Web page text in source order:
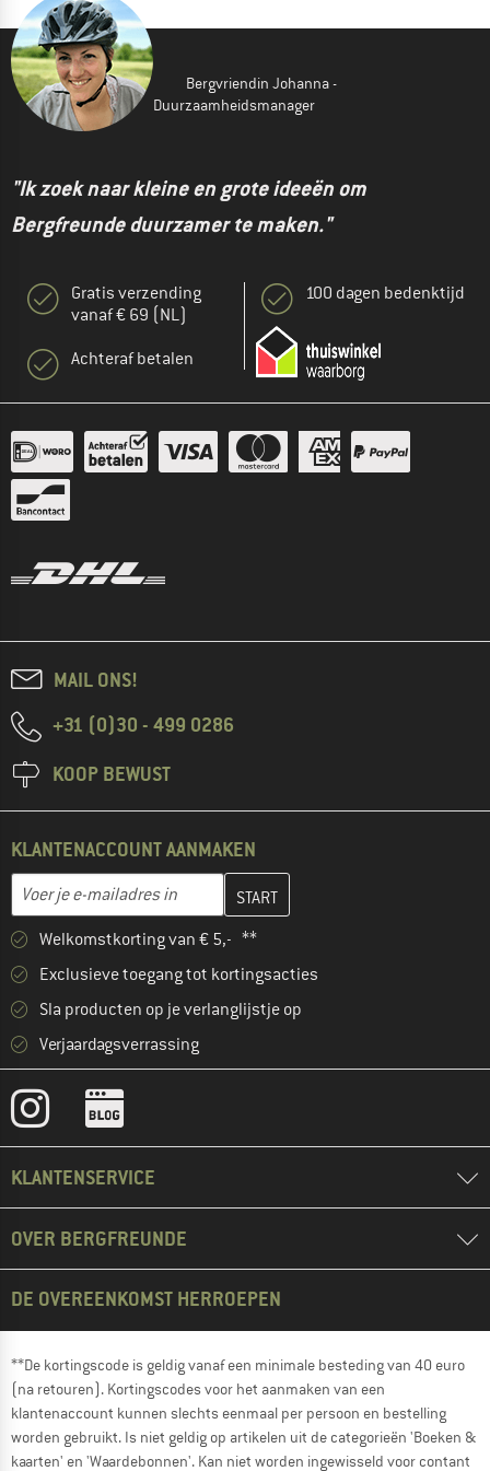
Bergvriendin Johanna -
Duurzaamheidsmanager
"Ik zoek naar kleine en grote ideeën om
Bergfreunde duurzamer te maken."
Gratis verzending
vanaf € 69 (NL)
Achteraf betalen
100 dagen bedenktijd
MAIL ONS!
+31 (0)30 - 499 0286
KOOP BEWUST
KLANTENACCOUNT AANMAKEN
E-mailadres
Vul je e-mailadres hier in en maak in de volgende stap je
Welkomstkorting van € 5,- **
Exclusieve toegang tot kortingsacties
Sla producten op je verlanglijstje op
Verjaardagsverrassing
KLANTENSERVICE
OVER BERGFREUNDE
DE OVEREENKOMST HERROEPEN
**De kortingscode is geldig vanaf een minimale besteding van 40 euro
(na retouren). Kortingscodes voor het aanmaken van een
klantenaccount kunnen slechts eenmaal per persoon en bestelling
worden gebruikt. Is niet geldig op artikelen uit de categorieën 'Boeken &
kaarten' en 'Waardebonnen'. Kan niet worden ingewisseld voor contant